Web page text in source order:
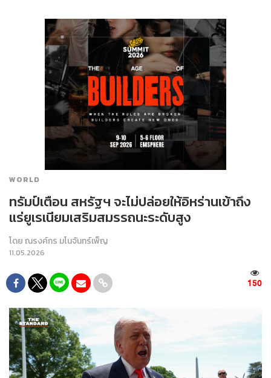
WORLD
ทรัมป์เตือน สหรัฐฯ จะไม่ปล่อยให้อิหร่านเข้าถึง
แร่ยูเรเนียมเสริมสมรรถนะระดับสูง
โดยณรงค์กร มโนจันทร์เพ็ญ
11.05.2026
150